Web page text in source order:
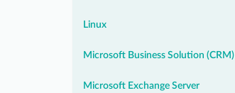
Linux
Microsoft Business Solution (CRM)
Microsoft Exchange Server